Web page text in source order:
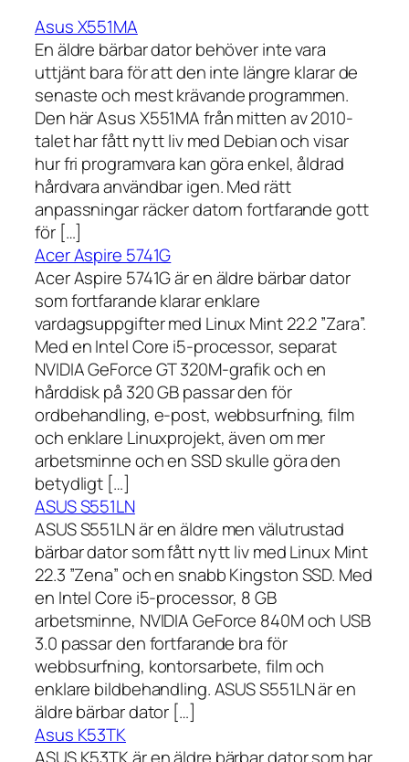
Asus X551MA
En äldre bärbar dator behöver inte vara
uttjänt bara för att den inte längre klarar de
senaste och mest krävande programmen.
Den här Asus X551MA från mitten av 2010-
talet har fått nytt liv med Debian och visar
hur fri programvara kan göra enkel, åldrad
hårdvara användbar igen. Med rätt
anpassningar räcker datorn fortfarande gott
för […]
Acer Aspire 5741G
Acer Aspire 5741G är en äldre bärbar dator
som fortfarande klarar enklare
vardagsuppgifter med Linux Mint 22.2 ”Zara”.
Med en Intel Core i5-processor, separat
NVIDIA GeForce GT 320M-grafik och en
hårddisk på 320 GB passar den för
ordbehandling, e-post, webbsurfning, film
och enklare Linuxprojekt, även om mer
arbetsminne och en SSD skulle göra den
betydligt […]
ASUS S551LN
ASUS S551LN är en äldre men välutrustad
bärbar dator som fått nytt liv med Linux Mint
22.3 ”Zena” och en snabb Kingston SSD. Med
en Intel Core i5-processor, 8 GB
arbetsminne, NVIDIA GeForce 840M och USB
3.0 passar den fortfarande bra för
webbsurfning, kontorsarbete, film och
enklare bildbehandling. ASUS S551LN är en
äldre bärbar dator […]
Asus K53TK
ASUS K53TK är en äldre bärbar dator som har